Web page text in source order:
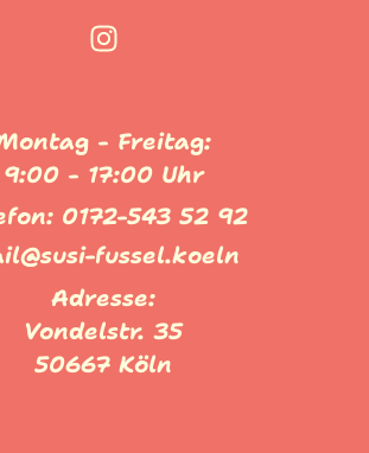
- Freitag:
9:00 - 17:00 Uhr
0172-543 52 92
fussel.koeln
Adresse:
Vondelstr. 35
50667 Köln